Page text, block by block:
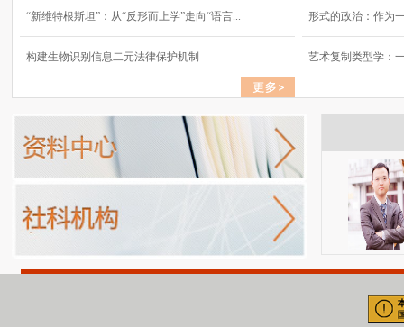
“新维特根斯坦”：从“反形而上学”走向“语言...
构建生物识别信息二元法律保护机制
形式的政治：作为
艺术复制类型学：